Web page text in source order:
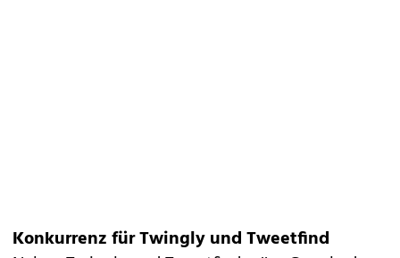
Konkurrenz für Twingly und Tweetfind